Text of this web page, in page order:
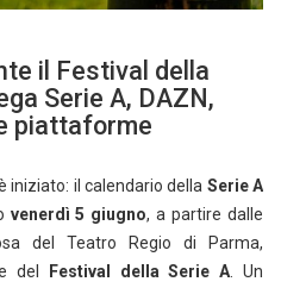
il Festival della
Serie A, DAZN,
piattaforme
iniziato: il calendario della Serie A
venerdì 5 giugno, a partire dalle
del Teatro Regio di Parma,
del
Festival della Serie A . Un